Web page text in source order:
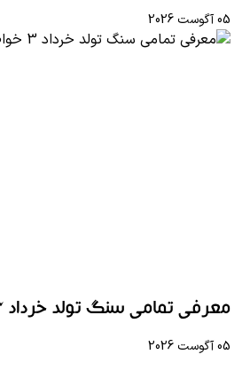
05 آگوست 2026
معرفی تمامی سنگ تولد خرداد 3 خواص آنها
05 آگوست 2026